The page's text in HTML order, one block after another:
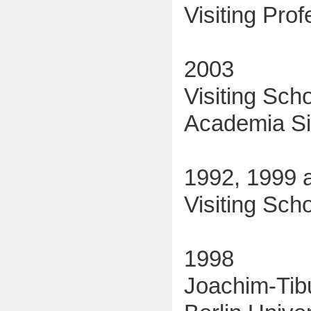
Visiting
2003
Visiting
Academia
1992, 1999
Visiting
1998
Joachim-